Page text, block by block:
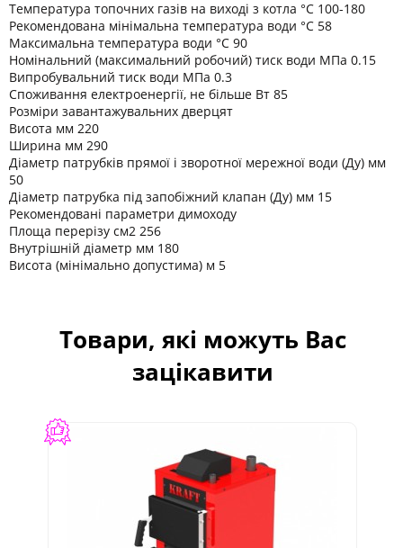
Температура топочних газів на виході з котла °C 100-180
Рекомендована мінімальна температура води °C 58
Максимальна температура води °C 90
Номінальний (максимальний робочий) тиск води МПа 0.15
Випробувальний тиск води МПа 0.3
Споживання електроенергії, не більше Вт 85
Розміри завантажувальних дверцят
Висота мм 220
Ширина мм 290
Діаметр патрубків прямої і зворотної мережної води (Ду) мм
50
Діаметр патрубка під запобіжний клапан (Ду) мм 15
Рекомендовані параметри димоходу
Площа перерізу см2 256
Внутрішній діаметр мм 180
Висота (мінімально допустима) м 5
Товари, які можуть Вас
зацікавити